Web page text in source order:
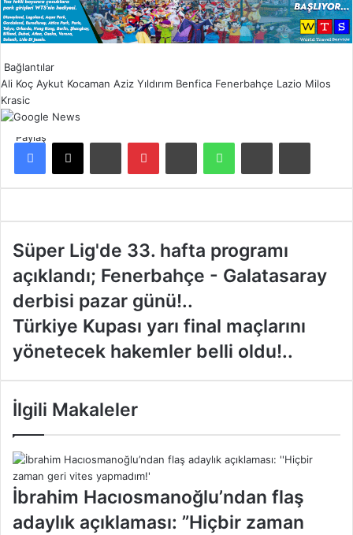
Bağlantılar
Ali Koç Aykut Kocaman Aziz Yıldırım Benfica Fenerbahçe Lazio Milos
Krasic
Paylaş
S
p
e
i
g
'
.
h
a
t
Süper Lig'de 33. hafta programı
açıklandı; Fenerbahçe - Galatasaray
derbisi pazar günü!..
T
r
y
K
u
a
s
ı
Türkiye Kupası yarı final maçlarını
yönetecek hakemler belli oldu!..
İlgili Makaleler
İbrahim Hacıosmanoğlu’ndan flaş
adaylık açıklaması: ”Hiçbir zaman